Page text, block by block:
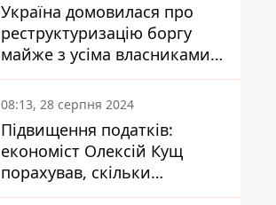
Україна домовилася про
реструктуризацію боргу
майже з усіма власниками
єврооблігацій: що це
означає для країни
08:13, 28 серпня 2024
Підвищення податків:
економіст Олексій Кущ
порахував, скільки
заплатить кожен українець